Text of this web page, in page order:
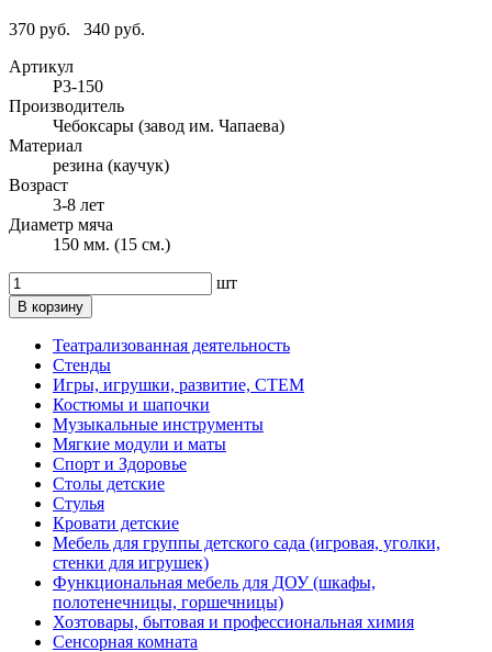
370 руб.
340 руб.
Артикул
Р3-150
Производитель
Чебоксары (завод им. Чапаева)
Материал
резина (каучук)
Возраст
3-8 лет
Диаметр мяча
150 мм. (15 см.)
шт
В корзину
Театрализованная деятельность
Стенды
Игры, игрушки, развитие, СТЕМ
Костюмы и шапочки
Музыкальные инструменты
Мягкие модули и маты
Спорт и Здоровье
Столы детские
Стулья
Кровати детские
Мебель для группы детского сада (игровая, уголки,
стенки для игрушек)
Функциональная мебель для ДОУ (шкафы,
полотенечницы, горшечницы)
Хозтовары, бытовая и профессиональная химия
Сенсорная комната